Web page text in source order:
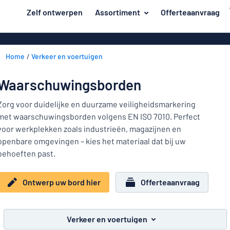
hoofdinhoudZelf ontwerpen Assortiment Offerteaanvraag
Deur en brievenbus
Huis en thuis
Verkeer en voertuigen
Naambadges
Stickers
Kinderborden
Toon alle categorieën
van emaillen
Acryl borden
Bordjes van
Materiaal
Deur
en
brievenbus
Huis
thuis
Verkeer
en
Naambadges
naar
uw bord hier
Home Verkeer en voertuigen
voor duidelijke en duurzame veiligheidsmarkering
waarschuwingsborden volgens EN ISO 7010. Perfect
werkplekken zoals industrieën, magazijnen en
omgevingen – kies het materiaal dat bij uw
past.
Ontwerp uw bord hier Offerteaanvraag
Verkeer en voertuigen